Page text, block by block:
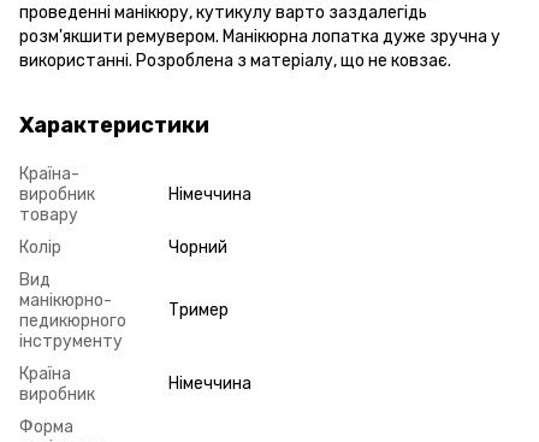
проведенні манікюру, кутикулу варто заздалегідь
розм'якшити ремувером. Манікюрна лопатка дуже зручна у
використанні. Розроблена з матеріалу, що не ковзає.
Характеристики
Країна-
виробник
товару
Німеччина
Колір
Чорний
Вид
манікюрно-
педикюрного
інструменту
Тример
Країна
виробник
Німеччина
Форма